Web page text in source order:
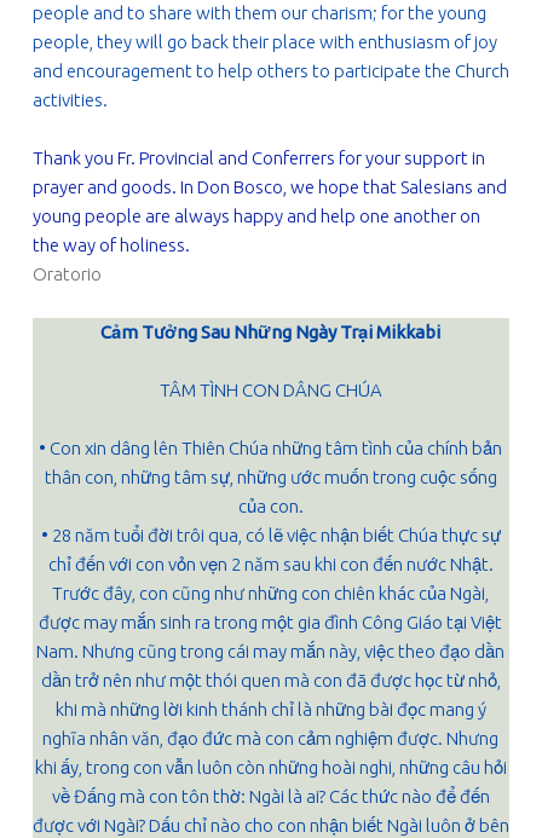
people and to share with them our charism; for the young
people, they will go back their place with enthusiasm of joy
and encouragement to help others to participate the Church
activities.
Thank you Fr. Provincial and Conferrers for your support in
prayer and goods. In Don Bosco, we hope that Salesians and
young people are always happy and help one another on
the way of holiness.
Oratorio
Cảm Tưởng Sau Những Ngày Trại Mikkabi
TÂM TÌNH CON DÂNG CHÚA
• Con xin dâng lên Thiên Chúa những tâm tình của chính bản
thân con, những tâm sự, những ước muốn trong cuộc sống
của con.
• 28 năm tuổi đời trôi qua, có lẽ việc nhận biết Chúa thực sự
chỉ đến với con vỏn vẹn 2 năm sau khi con đến nước Nhật.
Trước đây, con cũng như những con chiên khác của Ngài,
được may mắn sinh ra trong một gia đình Công Giáo tại Việt
Nam. Nhưng cũng trong cái may mắn này, việc theo đạo dần
dần trở nên như một thói quen mà con đã được học từ nhỏ,
khi mà những lời kinh thánh chỉ là những bài đọc mang ý
nghĩa nhân văn, đạo đức mà con cảm nghiệm được. Nhưng
khi ấy, trong con vẫn luôn còn những hoài nghi, những câu hỏi
về Đấng mà con tôn thờ: Ngài là ai? Các thức nào để đến
được với Ngài? Dấu chỉ nào cho con nhận biết Ngài luôn ở bên